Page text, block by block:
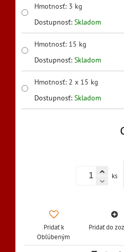
Hmotnosť: 3 kg
Dostupnosť: Skladom
Hmotnosť: 15 kg
Dostupnosť: Skladom
Hmotnosť: 2 x 15 kg
Dostupnosť: Skladom
ks
Pridať k
Obľúbeným
Pridať do